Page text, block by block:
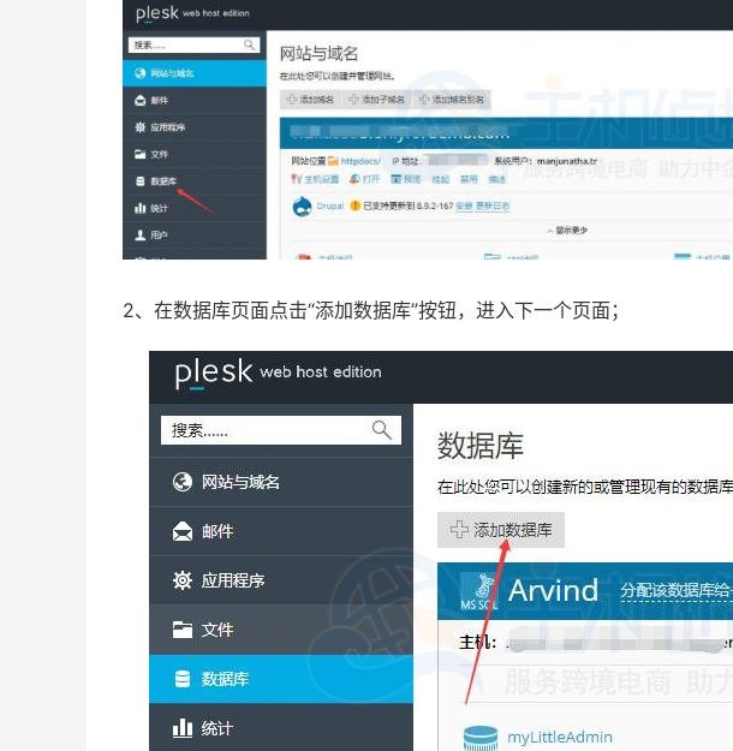
2、在数据库页面点击“添加数据库”按钮，进入下一个页面；